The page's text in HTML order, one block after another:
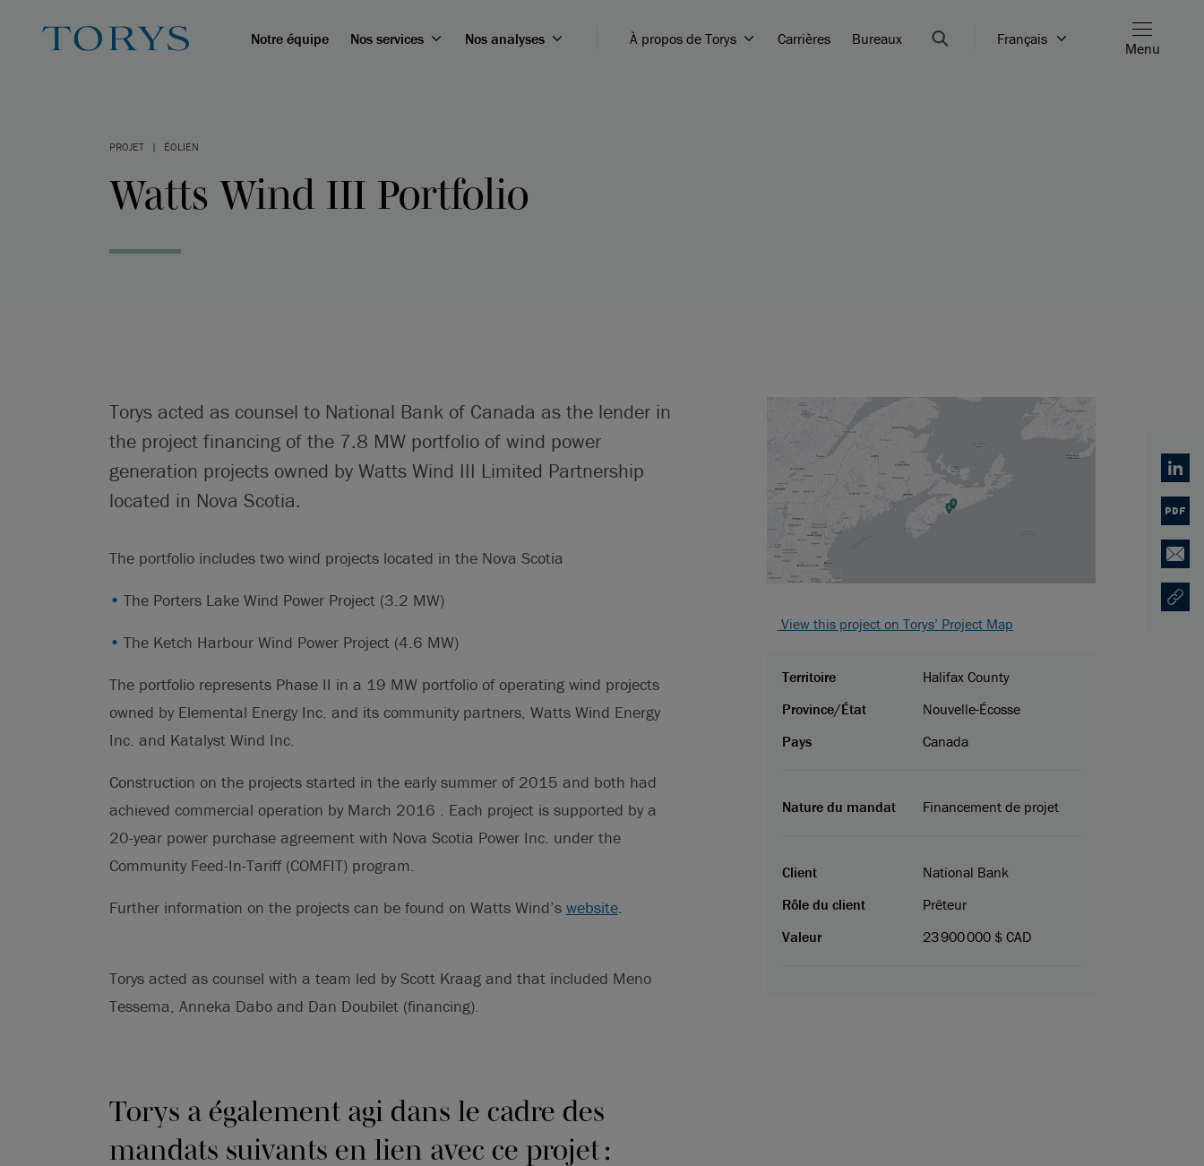
Notre équipe Nos services Nos analyses À propos de Torys Carrières Bureaux Français
Menu
PROJET | ÉOLIEN
Watts Wind III Portfolio
Torys acted as counsel to National Bank of Canada as the lender in
the project financing of the 7.8 MW portfolio of wind power
generation projects owned by Watts Wind III Limited Partnership
located in Nova Scotia.
The portfolio includes two wind projects located in the Nova Scotia
The Porters Lake Wind Power Project (3.2 MW)
The Ketch Harbour Wind Power Project (4.6 MW)
The portfolio represents Phase II in a 19 MW portfolio of operating wind projects
owned by Elemental Energy Inc. and its community partners, Watts Wind Energy
Inc. and Katalyst Wind Inc.
Construction on the projects started in the early summer of 2015 and both had
achieved commercial operation by March 2016 . Each project is supported by a
20-year power purchase agreement with Nova Scotia Power Inc. under the
Community Feed-In-Tariff (COMFIT) program.
Further information on the projects can be found on Watts Wind’s website.
Torys acted as counsel with a team led by Scott Kraag and that included Meno
Tessema, Anneka Dabo and Dan Doubilet (financing).
Torys a également agi dans le cadre des
mandats suivants en lien avec ce projet :
View this project on Torys’ Project Map
Territoire
Halifax County
Province/État
Nouvelle-Écosse
Pays
Canada
Nature du mandat Financement de projet
Client
National Bank
Rôle du client
Prêteur
Valeur
23 900 000 $ CAD
PDF
Email
Copy